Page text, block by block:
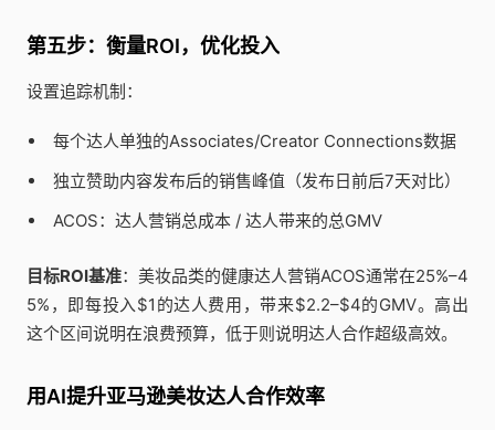
第五步：衡量ROI，优化投入
设置追踪机制：
每个达人单独的Associates/Creator Connections数据
独立赞助内容发布后的销售峰值（发布日前后7天对比）
ACOS：达人营销总成本 / 达人带来的总GMV
目标ROI基准：美妆品类的健康达人营销ACOS通常在25%–4
5%，即每投入$1的达人费用，带来$2.2–$4的GMV。高出
这个区间说明在浪费预算，低于则说明达人合作超级高效。
用AI提升亚马逊美妆达人合作效率